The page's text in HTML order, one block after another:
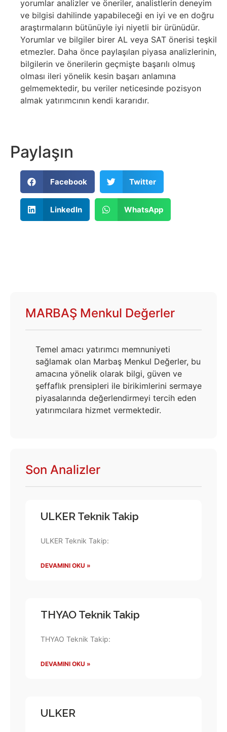
yorumlar analizler ve öneriler, analistlerin deneyim
ve bilgisi dahilinde yapabileceği en iyi ve en doğru
araştırmaların bütünüyle iyi niyetli bir ürünüdür.
Yorumlar ve bilgiler birer AL veya SAT önerisi teşkil
etmezler. Daha önce paylaşılan piyasa analizlerinin,
bilgilerin ve önerilerin geçmişte başarılı olmuş
olması ileri yönelik kesin başarı anlamına
gelmemektedir, bu veriler neticesinde pozisyon
almak yatırımcının kendi kararıdır.
Paylaşın
Facebook Twitter
LinkedIn WhatsApp
MARBAŞ Menkul Değerler
Temel amacı yatırımcı memnuniyeti
sağlamak olan Marbaş Menkul Değerler, bu
amacına yönelik olarak bilgi, güven ve
şeffaflık prensipleri ile birikimlerini sermaye
piyasalarında değerlendirmeyi tercih eden
yatırımcılara hizmet vermektedir.
Son Analizler
ULKER Teknik Takip
ULKER Teknik Takip:
DEVAMINI OKU »
THYAO Teknik Takip
THYAO Teknik Takip:
DEVAMINI OKU »
ULKER